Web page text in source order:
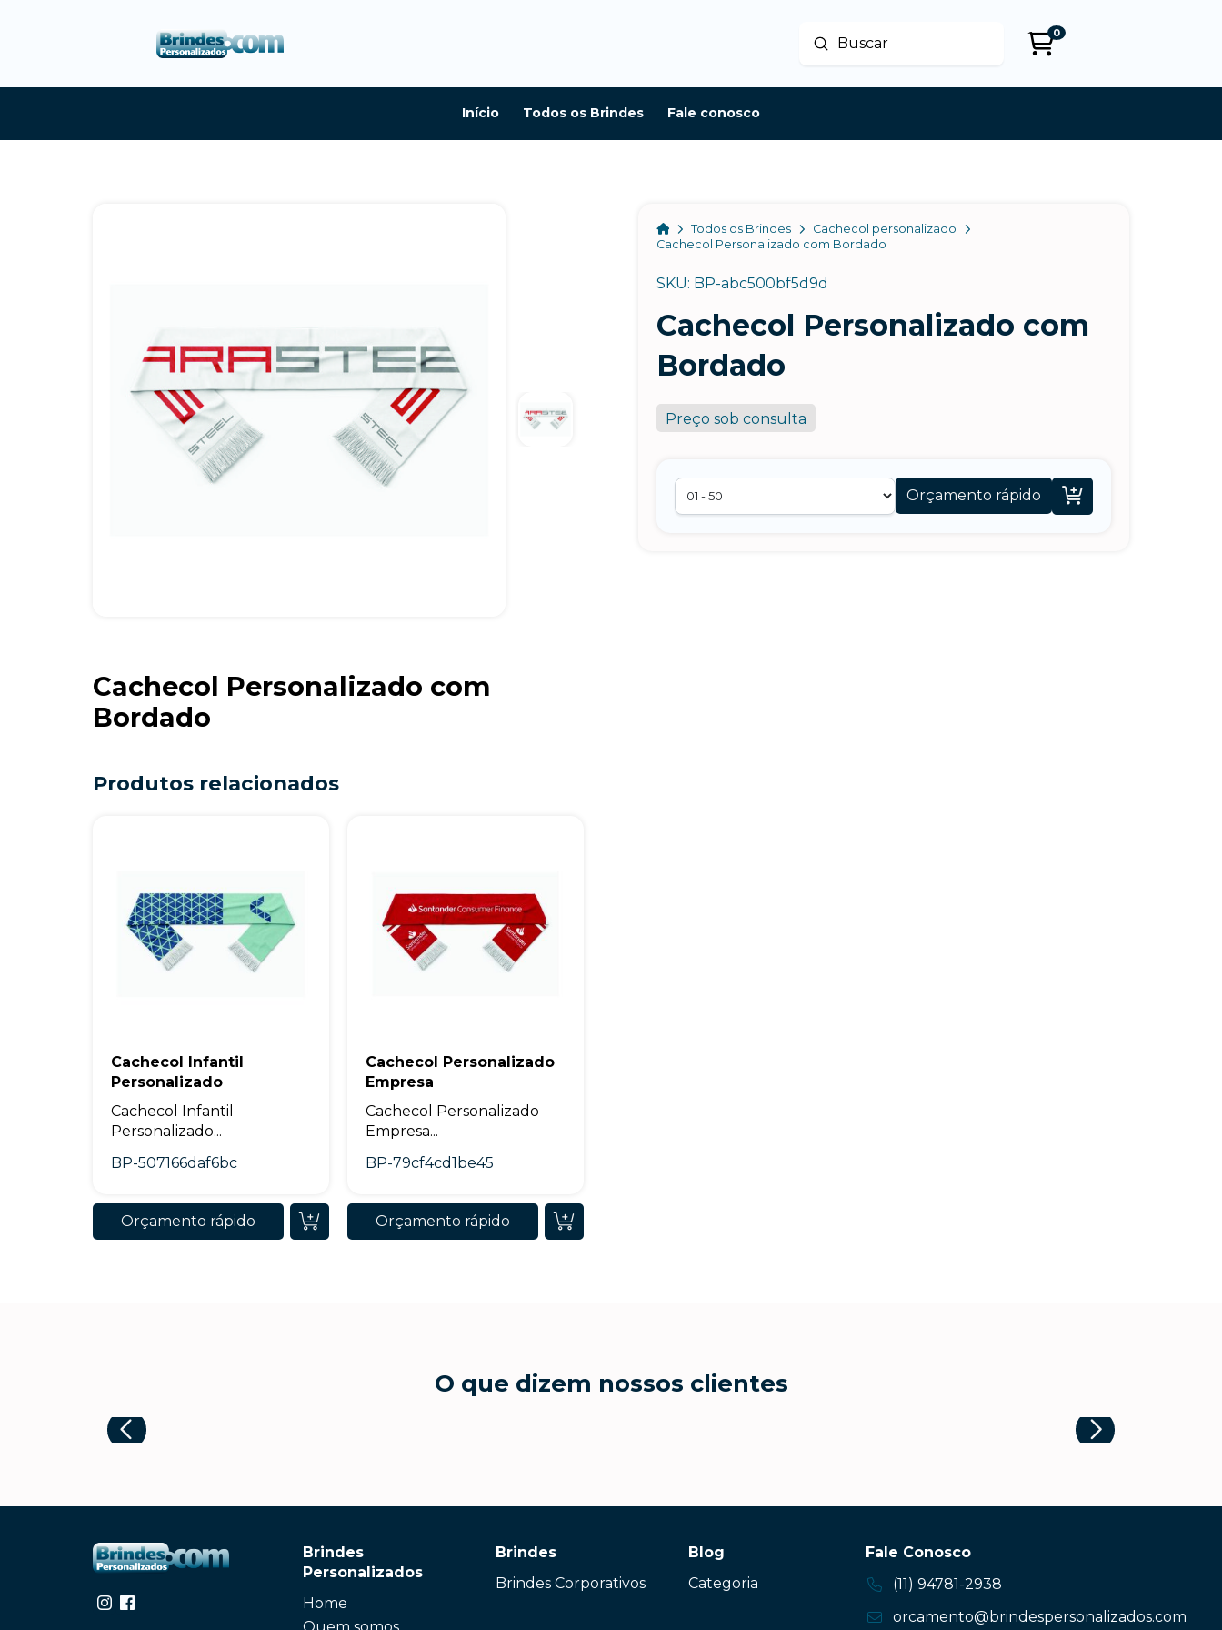
Buscar
Enviar
0
Início Todos os Brindes Fale conosco
HomeTodos os Brindes
Cachecol personalizado
Cachecol Personalizado com Bordado
SKU: BP-abc500bf5d9d
Cachecol Personalizado com
Bordado
Preço sob consulta
Orçamento rápido 
Cachecol Personalizado com
Bordado
Produtos relacionados
Cachecol Infantil
Personalizado
Cachecol Infantil
Personalizado...
BP-507166daf6bc
Orçamento rápido
Cachecol Personalizado
Empresa
Cachecol Personalizado
Empresa...
BP-79cf4cd1be45
Orçamento rápido
O que dizem nossos clientes
Brindes
Personalizados
Home
Brindes
Brindes Corporativos
Blog
Categoria
Fale Conosco
(11) 94781-2938
orcamento@brindespersonalizados.com
+55
Eu concordo em receber comunicações.
marketing. Você pode alterar suas preferências a qualquer